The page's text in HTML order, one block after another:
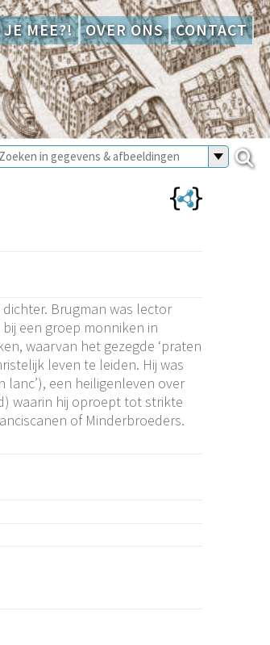
MEE?! OVER ONS CONTACT
Brugman was lector
een groep monniken in
waarvan het gezegde ‘praten
leven te leiden. Hij was
lanc’), een heiligenleven over
waarin hij oproept tot strikte
of Minderbroeders.